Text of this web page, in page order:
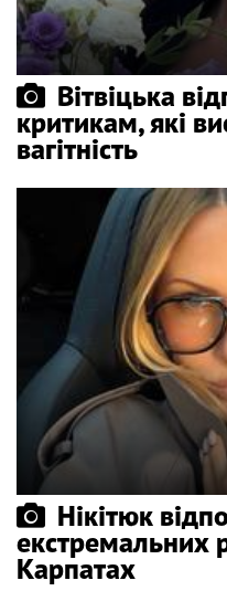
Вітвіцька
критикам, які
вагітність
Нікітюк
екстремальних
Карпатах